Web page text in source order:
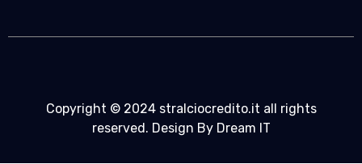
Copyright © 2024 stralciocredito.it all rights
reserved. Design By Dream IT